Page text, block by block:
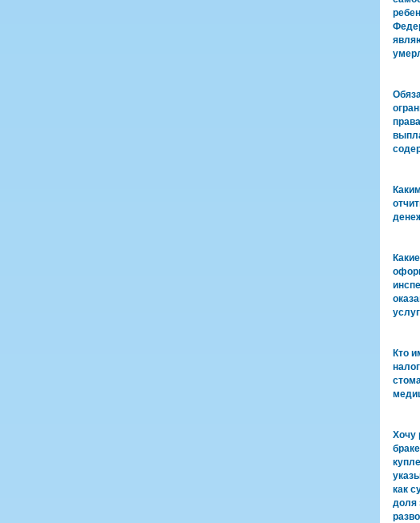
Кто
Хочу
как
доля